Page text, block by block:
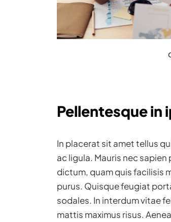
Pellentesque in
In placerat sit amet tellus
ac ligula. Mauris nec
dictum, quam quis facilisis
purus. Quisque feugiat
sodales. In interdum vitae
mattis maximus risus.